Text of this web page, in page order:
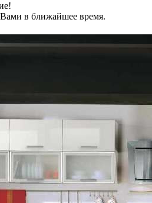
в ближайшее время.